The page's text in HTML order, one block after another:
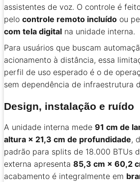
assistentes de voz. O controle é
pelo controle remoto incluído ou
com tela digital na unidade interna.
Para usuários que buscam
acionamento à distância, essa
perfil de uso esperado é o de
sem dependência de infraestrutura
Design, instalação e ruído
A unidade interna mede 91 cm de
altura × 21,3 cm de profundidade,
padrão para splits de 18.000 BTUs
externa apresenta 85,3 cm × 60,2
acabamento é integralmente em